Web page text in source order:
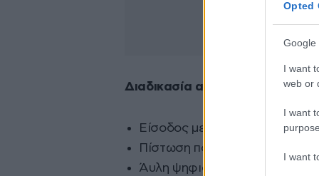
Opted
Google
I want
web or
I want
I want
Διαδικασία αίτησης
Είσοδος με κωδικούς Taxisnet
Πίστωση ποσού σε 3
Άυλη ψηφιακή κάρτα